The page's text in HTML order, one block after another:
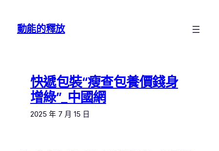
動能的釋放
快遞包裝“瘦查包養價錢身
增綠”_中國網
2025 年 7 月 15 日